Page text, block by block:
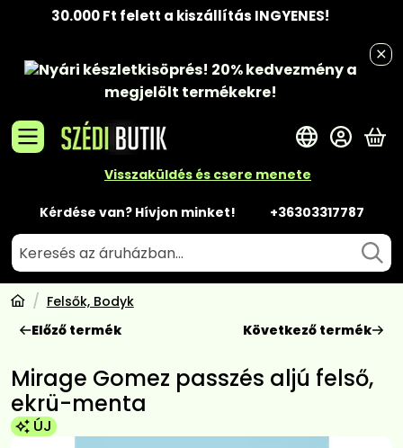
30.000 Ft felett a kiszállítás INGYENES!
Nyári készletkisöprés! 20% kedvezménya
megjelölt termékekre!
Visszaküldés és csere menete
Kérdése van? Hívjon minket! +36303317787
A
Felsők, Bodyk
Előző termék
Következő termék
Mirage Gomez passzés aljú felső,
ekrü-menta
ÚJ